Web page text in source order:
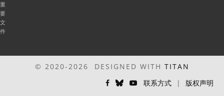
重
要
文
件
© 2020-2026 DESIGNED WITH TITAN
联系方式
| 版权声明